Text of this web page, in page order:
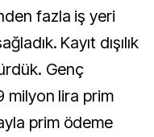
fazla iş yeri
Kayıt dışılık
Genç
milyon lira prim
prim ödeme